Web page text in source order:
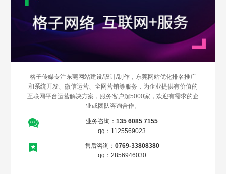
格子传媒专注东莞网站建设/设计/制作，东莞网站优化排名推广
和系统开发、微信运营、全网营销等服务，为企业提供有价值的
互联网平台运营解决方案，服务客户超5000家，欢迎有需求的企
业或团队咨询合作。
业务咨询： 135 6085 7155
qq：1125569023
售后咨询： 0769-33808380
qq：2856946030